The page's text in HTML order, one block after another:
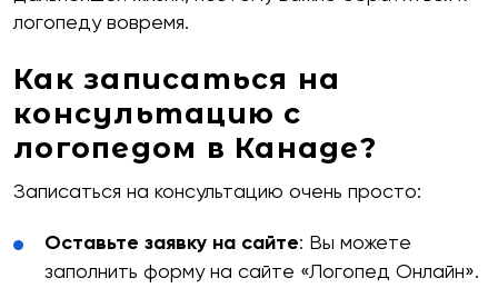
логопеду вовремя.
Как записаться на
консультацию с
логопедом в Канаде?
Записаться на консультацию очень просто:
Оставьте заявку на сайте: Вы можете
заполнить форму на сайте «Логопед Онлайн».